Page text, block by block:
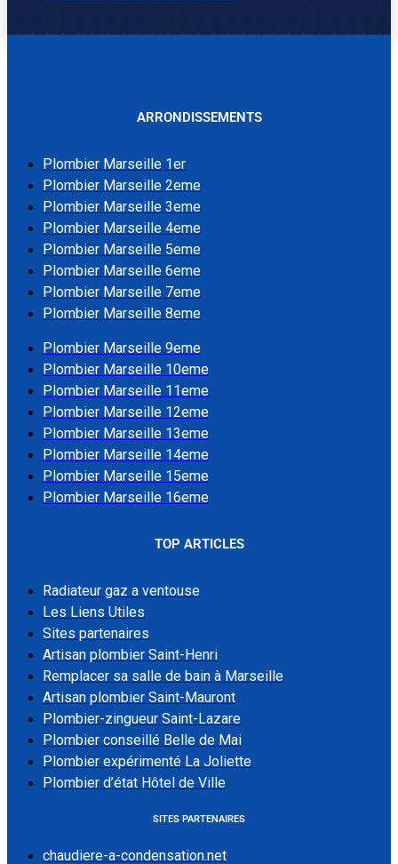
ARRONDISSEMENTS
Plombier Marseille 1er
Plombier Marseille 2eme
Plombier Marseille 3eme
Plombier Marseille 4eme
Plombier Marseille 5eme
Plombier Marseille 6eme
Plombier Marseille 7eme
Plombier Marseille 8eme
Plombier Marseille 9eme
Plombier Marseille 10eme
Plombier Marseille 11eme
Plombier Marseille 12eme
Plombier Marseille 13eme
Plombier Marseille 14eme
Plombier Marseille 15eme
Plombier Marseille 16eme
TOP ARTICLES
Radiateur gaz a ventouse
Les Liens Utiles
Sites partenaires
Artisan plombier Saint-Henri
Remplacer sa salle de bain à Marseille
Artisan plombier Saint-Mauront
Plombier-zingueur Saint-Lazare
Plombier conseillé Belle de Mai
Plombier expérimenté La Joliette
Plombier d’état Hôtel de Ville
SITES PARTENAIRES
chaudiere-a-condensation.net